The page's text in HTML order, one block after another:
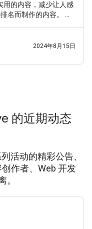
用的内容，减少让人感
名而制作的内容。 在
相关的、提供实用原创
2024年8月15日
的近期动态
活动的精彩公告、
作者、Web 开发
。